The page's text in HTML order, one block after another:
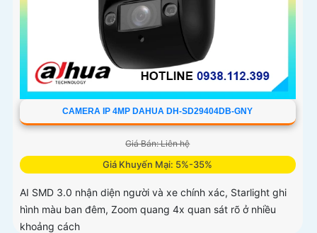
CAMERA IP 4MP DAHUA DH-SD29404DB-GNY
Giá Bán: Liên hệ
Giá Khuyến Mại: 5%-35%
AI SMD 3.0 nhận diện người và xe chính xác, Starlight ghi
hình màu ban đêm, Zoom quang 4x quan sát rõ ở nhiều
khoảng cách